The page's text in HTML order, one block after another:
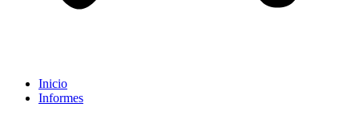
Inicio
Informes